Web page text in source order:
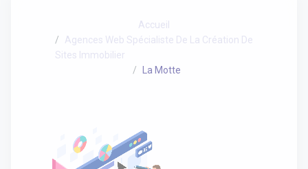
Accueil
Agences Web Spécialiste De La Création De
Sites Immobilier
La Motte